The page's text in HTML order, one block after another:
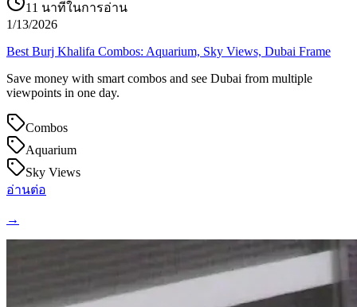
11 นาทีในการอ่าน
1/13/2026
Best Burj Khalifa Combos: Aquarium, Sky Views, Dubai Frame
Save money with smart combos and see Dubai from multiple
viewpoints in one day.
Combos
Aquarium
Sky Views
อ่านต่อ
→